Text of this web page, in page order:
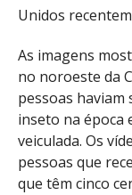
Unidos
As imagens
no noroeste da
pessoas haviam
inseto na época
veiculada. Os
pessoas que
que têm cinco